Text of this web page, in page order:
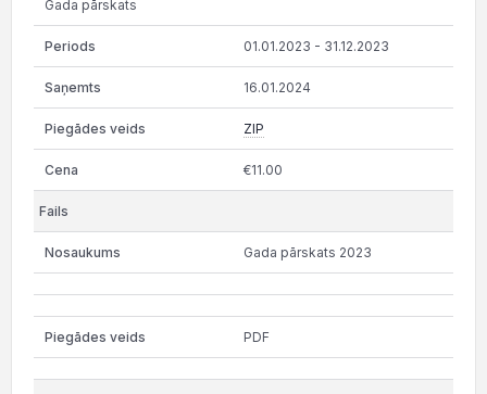
Gada pārskats
01.01.2023 - 31.12.2023
16.01.2024
ZIP
€11.00
Gada pārskats 2023
PDF